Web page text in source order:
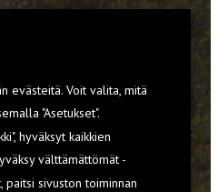
LEHTI
evästeitä. Voit valita, mitä
"Asetukset".
hyväksyt kaikkien
välttämättömät -
paitsi sivuston toiminnan